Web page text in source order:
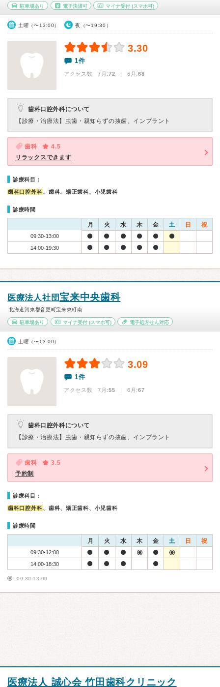
駐車場あり 電子決済可 マイナ受付 (スマホ可)
土曜（〜13:00） 夜（〜19:30）
3.30
1件
アクセス数 7月:72 | 6月:68
歯科口腔外科について
【診療・治療法】 虫歯・親知らずの抜歯、インプラント
歯科
4.5
リラックスできます
診療科目：
歯科口腔外科、歯科、矯正歯科、小児歯科
診療時間
月 火 水 木 金 土 日 祝
09:30-13:00
14:00-19:30
医療法人社団宝来中央歯科
北海道河東郡音更町宝来東町南
駐車場あり マイナ受付(スマホ可) 電子処方せん対応
土曜（〜13:00）
3.09
1件
アクセス数 7月:55 | 6月:67
歯科口腔外科について
【診療・治療法】 虫歯・親知らずの抜歯、インプラント
歯科
3.5
予約制
診療科目：
歯科口腔外科、歯科、矯正歯科、小児歯科
診療時間
月 火 水 木 金 土 日 祝
09:30-12:00
14:00-18:30
09:30-13:00
医療法人 誠心会 竹田歯科クリニック